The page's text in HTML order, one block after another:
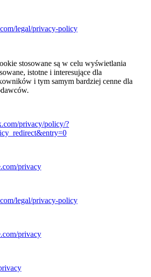
legal/privacy-policy
stosowane są w celu wyświetlania
istotne i interesujące dla
i tym samym bardziej cenne dla
privacy/policy/?
privacy
legal/privacy-policy
privacy